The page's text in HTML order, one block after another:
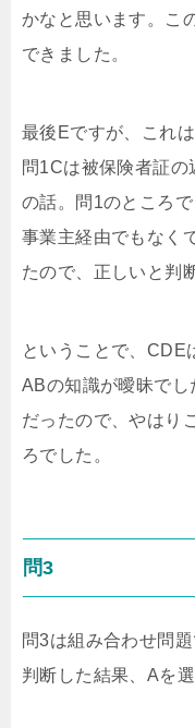
かなと思います。こ
できました。
最後Eですが、これ
問1Cは被保険者証
の話。問1のところ
事業主経由でもなく
たので、正しいと判
ということで、CDE
ABの知識が曖昧で
だったので、やはり
ろでした。
問3
問3は組み合わせ問
判断した結果、Aを